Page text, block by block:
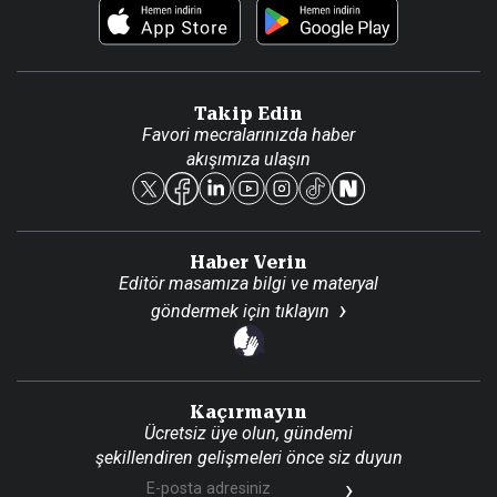
Foto Haber
Künye
Reklam Ver
Takip Edin
Favori mecralarınızda haber
akışımıza ulaşın
Haber Verin
Editör masamıza bilgi ve materyal
göndermek için tıklayın
Kaçırmayın
Ücretsiz üye olun, gündemi
şekillendiren gelişmeleri önce siz duyun